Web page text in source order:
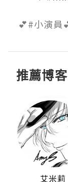
💕#小演員
推薦博客
艾米莉